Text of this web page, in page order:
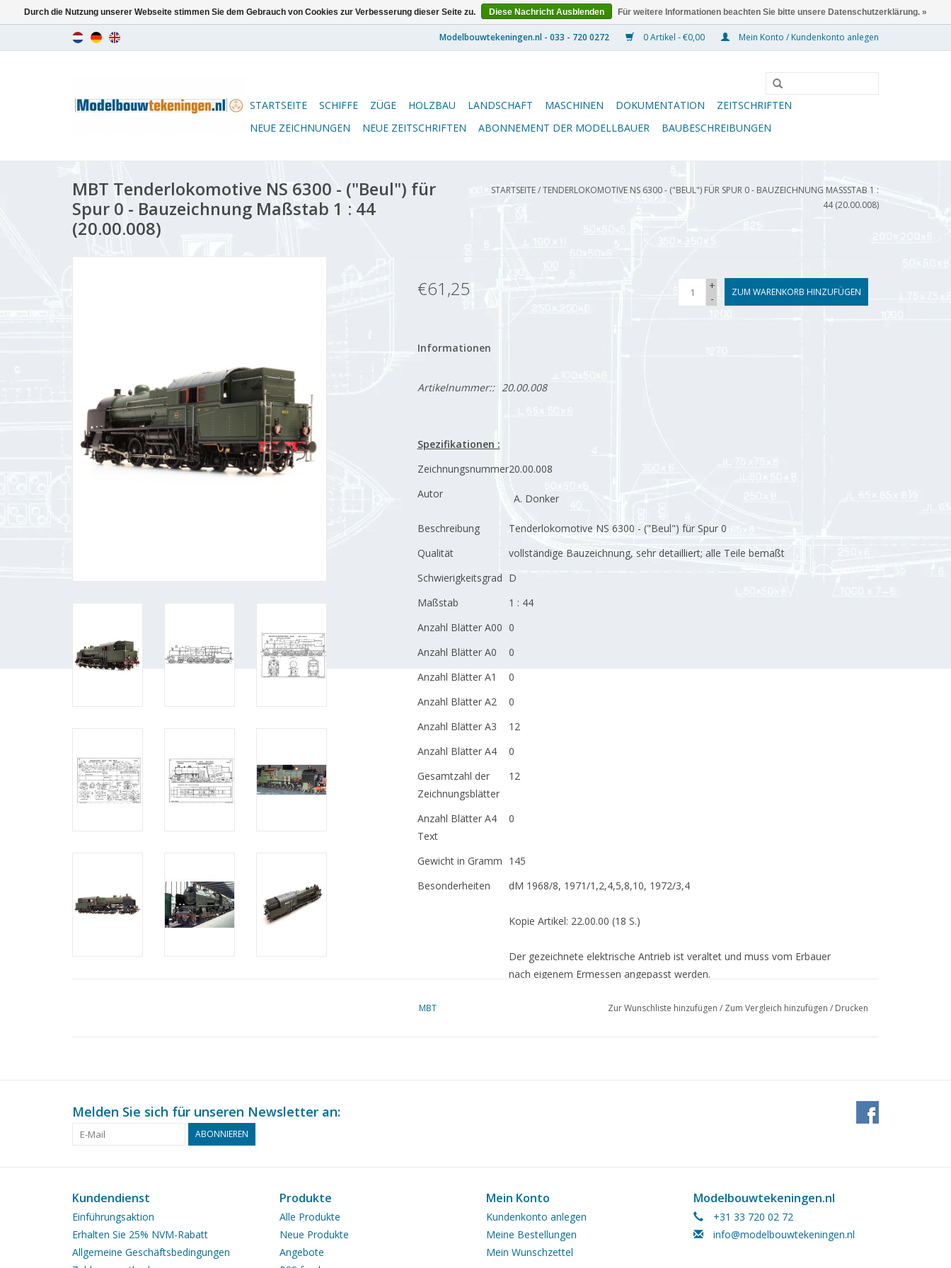
0 Artikel - €0,00 Mein Konto / Kundenkonto anlegen
STARTSEITE SCHIFFE ZÜGE HOLZBAU LANDSCHAFT MASCHINEN DOKUMENTATION
ZEITSCHRIFTEN
NEUE ZEICHNUNGEN
NEUE ZEITSCHRIFTEN ABONNEMENT DER MODELLBAUER BAUBESCHREIBUNGEN
MBT Tenderlokomotive NS 6300 - ("Beul") für
Spur 0 - Bauzeichnung Maßstab 1 : 44
(20.00.008)
STARTSEITE/TENDERLOKOMOTIVE NS 6300 - ("BEUL") FÜR SPUR 0 - BAUZEICHNUNG MASSSTAB 1 : 4
4 (20.00.008)
€61,25
+
-
ZUM WARENKORB HINZUFÜGEN
Informationen
Artikelnummer:: 20.00.008
Spezifikationen :
Zeichnungsnummer20.00.008
Autor
A. Donker
Beschreibung
Tenderlokomotive NS 6300 - ("Beul") für Spur 0
Qualität
vollständige Bauzeichnung, sehr detailliert; alle Teile bemaßt
Schwierigkeitsgrad D
Maßstab
1 : 44
Anzahl Blätter A00 0
Anzahl Blätter A0
0
Anzahl Blätter A1
0
Anzahl Blätter A2
0
Anzahl Blätter A3
12
Anzahl Blätter A4
0
Gesamtzahl der
Zeichnungsblätter
12
Anzahl Blätter A4
Text
0
Gewicht in Gramm 145
Besonderheiten
dM 1968/8, 1971/1,2,4,5,8,10, 1972/3,4
Kopie Artikel: 22.00.00 (18 S.)
Der gezeichnete elektrische Antrieb ist veraltet und muss vom Erbauer
nach eigenem Ermessen angepasst werden.
Im Jahrgang 1972 wurde eine dampfbetriebene Ausführung dieses
MBT Zur Wunschliste hinzufügen / Zum Vergleich hinzufügen / Drucken
Melden Sie sich für unseren Newsletter an:
ABONNIEREN
Kundendienst
Einführungsaktion
Erhalten Sie 25% NVM-Rabatt
Allgemeine Geschäftsbedingungen
Produkte
Alle Produkte
Neue Produkte
Angebote
Mein Konto
Kundenkonto anlegen
Meine Bestellungen
Mein Wunschzettel
Modelbouwtekeningen.nl
+31 33 720 02 72
info@modelbouwtekeningen.nl
Durch die Nutzung unserer Webseite stimmen Sie dem Gebrauch von Cookies zur Verbesserung dieser Seite zu. Diese Nachricht Ausblenden Für weitere Informationen beachten Sie bitte unsere Datenschutzerklärung. »